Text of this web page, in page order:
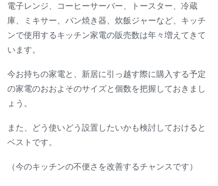
電子レンジ、コーヒーサーバー、トースター、冷蔵
庫、ミキサー、パン焼き器、炊飯ジャーなど、キッチ
ンで使用するキッチン家電の販売数は年々増えてきて
います。
今お持ちの家電と、新居に引っ越す際に購入する予定
の家電のおおよそのサイズと個数を把握しておきまし
ょう。
また、どう使いどう設置したいかも検討しておけると
ベストです。
（今のキッチンの不便さを改善するチャンスです）